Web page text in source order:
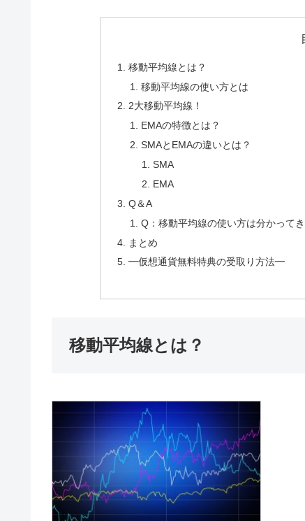
移動平均線とは？
移動平均線の使い方とは
2大移動平均線！
EMAの特徴とは？
SMAとEMAの違いとは？
SMA
EMA
Q＆A
Q：移動平均線の使い方は分かって
まとめ
━仮想通貨無料特典の受取り方法━
移動平均線とは？